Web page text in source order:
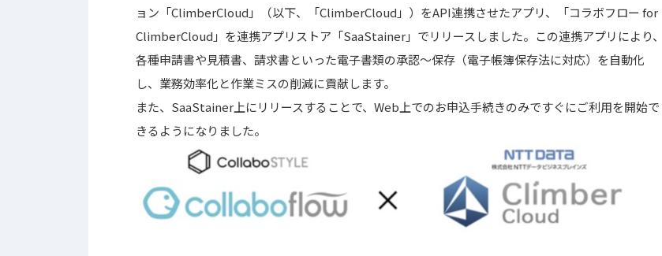
ョン「ClimberCloud」（以下、「ClimberCloud」）をAPI連携させたアプリ、「コラボフロー for
ClimberCloud」を連携アプリストア「SaaStainer」でリリースしました。この連携アプリにより、
各種申請書や見積書、請求書といった電子書類の承認〜保存（電子帳簿保存法に対応）を自動化
し、業務効率化と作業ミスの削減に貢献します。
また、SaaStainer上にリリースすることで、Web上でのお申込手続きのみですぐにご利用を開始で
きるようになりました。